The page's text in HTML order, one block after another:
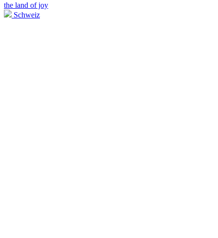
the land of joy
Schweiz